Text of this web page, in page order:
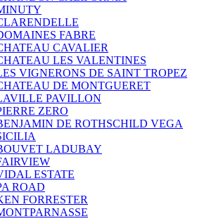
FABRE
CAVALIER
LES VALENTINES
VIGNERONS DE SAINT TROPEZ
DE MONTGUERET
PAVILLON
ZERO
DE ROTHSCHILD VEGA
LADUBAY
ESTATE
ROAD
FORRESTER